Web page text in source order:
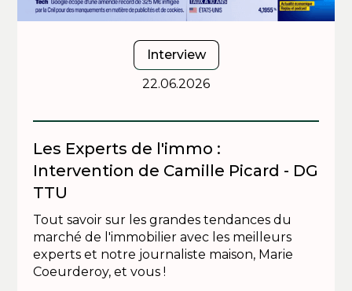
Interview
22.06.2026
Les Experts de l'immo :
Intervention de Camille Picard - DG
TTU
Tout savoir sur les grandes tendances du
marché de l'immobilier avec les meilleurs
experts et notre journaliste maison, Marie
Coeurderoy, et vous !